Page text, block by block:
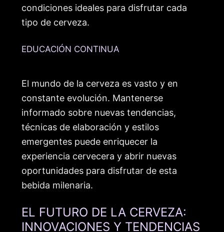
condiciones ideales para disfrutar cada
tipo de cerveza.
EDUCACIÓN CONTINUA
El mundo de la cerveza es vasto y en
constante evolución. Mantenerse
informado sobre nuevas tendencias,
técnicas de elaboración y estilos
emergentes puede enriquecer la
experiencia cervecera y abrir nuevas
oportunidades para disfrutar de esta
bebida milenaria.
EL FUTURO DE LA CERVEZA:
INNOVACIONES Y TENDENCIAS